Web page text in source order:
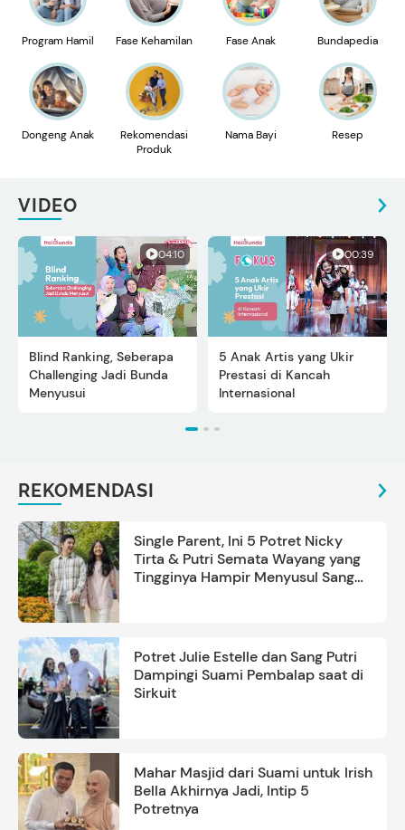
Program Hamil Fase Kehamilan Fase Anak Bundapedia
Dongeng Anak
Rekomendasi
Produk
Nama Bayi Resep
VIDEO
04:10
Blind Ranking, Seberapa
Challenging Jadi Bunda
Menyusui
00:39
5 Anak Artis yang Ukir
Prestasi di Kancah
Internasional
REKOMENDASI
Single Parent, Ini 5 Potret Nicky
Tirta & Putri Semata Wayang yang
Tingginya Hampir Menyusul Sang
Potret Julie Estelle dan Sang Putri
Dampingi Suami Pembalap saat di
Sirkuit
Mahar Masjid dari Suami untuk Irish
Bella Akhirnya Jadi, Intip 5
Potretnya